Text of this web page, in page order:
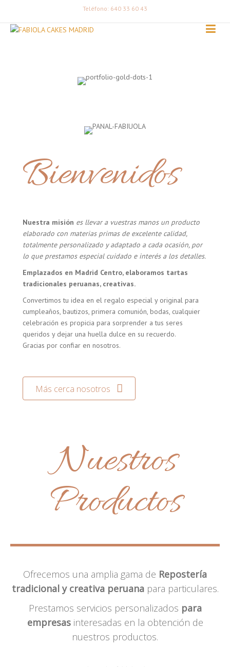
Teléfono: 640 33 60 43
Bienvenidos
Nuestra misión es llevar a vuestras manos un producto
elaborado con materias primas de excelente calidad,
totalmente personalizado y adaptado a cada ocasión, por
lo que prestamos especial cuidado e interés a los detalles.
Emplazados en Madrid Centro, elaboramos tartas
tradicionales peruanas, creativas.
Convertimos tu idea en el regalo especial y original para
cumpleaños, bautizos, primera comunión, bodas, cualquier
celebración es propicia para sorprender a tus seres
queridos y dejar una huella dulce en su recuerdo.
Gracias por confiar en nosotros.
Más cerca nosotros
Nuestros
Productos
Ofrecemos una amplia gama de Repostería
tradicional y creativa peruanapara particulares.
Prestamos servicios personalizados para
empresasinteresadas en la obtención de
nuestros productos.